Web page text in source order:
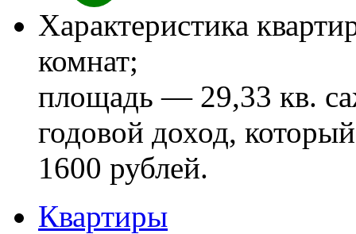
Характеристика
комнат;
площадь — 29,33 кв.
годовой доход,
1600 рублей.
Квартиры